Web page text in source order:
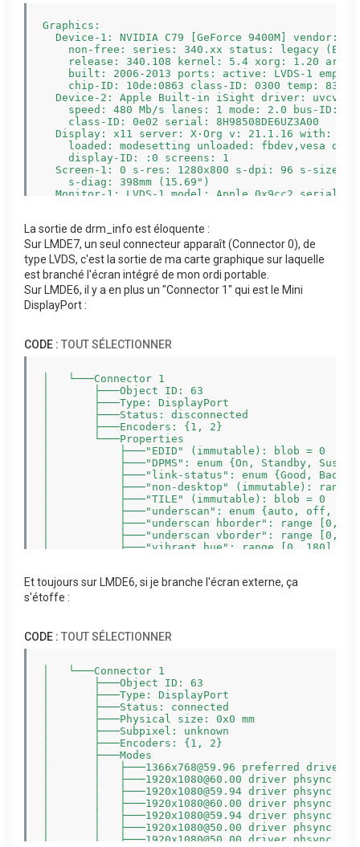
Graphics:
Device-1: NVIDIA C79 [GeForce 9400M] vendor:
non-free: series: 340.xx status: legacy
release: 340.108 kernel: 5.4 xorg: 1.20
built: 2006-2013 ports: active: LVDS-1
chip-ID: 10de:0863 class-ID: 0300 temp: 83.0
Device-2: Apple Built-in iSight driver:
speed: 480 Mb/s lanes: 1 mode: 2.0 bus-ID:
    class-ID: 0e02 serial: 8H98508DE6UZ3A00
Display: x11 server: X·Org v: 21.1.16 with:
loaded: modesetting unloaded: fbdev,vesa
    display-ID: :0 screens: 1
Screen-1: 0 s-res: 1280x800 s-dpi: 96 s-size:
    s-diag: 398mm (15.69")
Monitor-1: LVDS-1 model: Apple 0x9cc2 serial:
x: 0.314 y: 0.329 size: 286x179mm
ratio: 16:10 modes: 1280x800, 1024x768,
    640x400, 640x350
  EDID-Warnings: 1: parse_edid: unknown flag 1
API: EGL v: 1.5 hw: drv: nvidia nouveau
device: 1 drv: swrast gbm: drv: nouveau
    drv: nouveau inactive: wayland
API: OpenGL v: 4.5 compat-v: 3.3 vendor: mesa
    unified: yes
API: Vulkan v: 1.4.309 layers: 3 device: 0
    device-ID: 10005:0000 surfaces: xcb,xlib
Info: Tools: api: eglinfo, glxinfo, vulkaninfo
La sortie de drm_info est éloquente :
Sur LMDE7, un seul connecteur apparaît (Connector 0), de
type LVDS, c'est la sortie de ma carte graphique sur laquelle
est branché l'écran intégré de mon ordi portable.
Sur LMDE6, il y a en plus un "Connector 1" qui est le Mini
DisplayPort :
CODE : TOUT SÉLECTIONNER
│   └───Connector 1
│       ├───Object ID: 63
│       ├───Type: DisplayPort
│       ├───Status: disconnected
│       ├───Encoders: {1, 2}
│       └───Properties
│           ├───"EDID" (immutable): blob = 0
│           ├───"DPMS": enum {On, Standby,
│           ├───"link-status": enum {Good, Bad} =
│           ├───"non-desktop" (immutable):
│           ├───"TILE" (immutable): blob = 0
│           ├───"underscan": enum {auto, off,
│           ├───"underscan hborder": range [0,
│           ├───"underscan vborder": range [0,
│           ├───"vibrant hue": range [0, 180] =
│           ├───"dithering mode": enum {auto,
│           └───"dithering depth": enum {auto, 6
Et toujours sur LMDE6, si je branche l'écran externe, ça
s'étoffe :
CODE : TOUT SÉLECTIONNER
│   └───Connector 1
│       ├───Object ID: 63
│       ├───Type: DisplayPort
│       ├───Status: connected
│       ├───Physical size: 0x0 mm
│       ├───Subpixel: unknown
│       ├───Encoders: {1, 2}
│       ├───Modes
│       │   ├───1366x768@59.96 preferred driver
│       │   ├───1920x1080@60.00 driver phsync
│       │   ├───1920x1080@59.94 driver phsync
│       │   ├───1920x1080@60.00 driver phsync
│       │   ├───1920x1080@59.94 driver phsync
│       │   ├───1920x1080@50.00 driver phsync
│       │   ├───1920x1080@50.00 driver phsync